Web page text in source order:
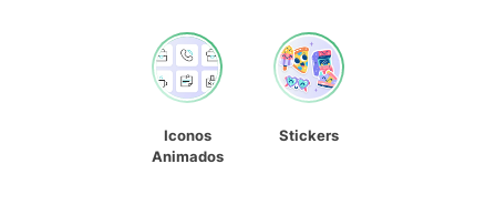
Iconos
Animados
Stickers